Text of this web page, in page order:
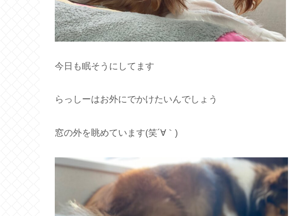
今日も眠そうにしてます
らっしーはお外にでかけたいんでしょう
窓の外を眺めています(笑´∀｀)